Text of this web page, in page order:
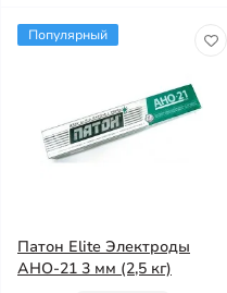
Популярный
Патон Elite Электроды
АНО-21 3 мм (2,5 кг)